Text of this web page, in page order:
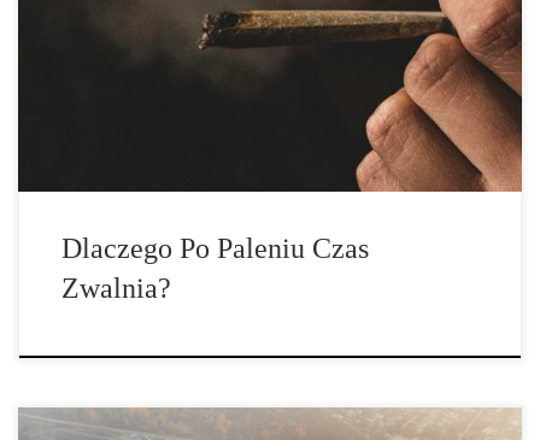
że wszyscy fani marihuany mogą zgodzić się co do zjawiska
spowolnienia czasu pod wpływem marihuany, co nauka ma na ten
temat do powiedzenia? Jak naukowo wyjaśniono spowolnione
Dlaczego Po Paleniu Czas
Zwalnia?